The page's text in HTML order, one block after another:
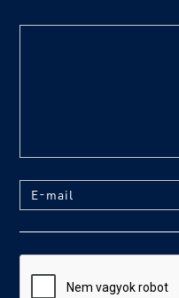
E-mail